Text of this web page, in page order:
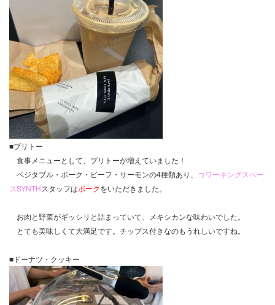
■ブリトー
食事メニューとして、ブリトーが増えていました！
ベジタブル・ポーク・ビーフ・サーモンの4種類あり、
コワーキングスペー
スSYNTHスタッフはポークをいただきました。
お肉と野菜がギッシリと詰まっていて、メキシカンな味わいでした。
とても美味しくて大満足です。チップス付きなのもうれしいですね。
■ドーナツ・クッキー